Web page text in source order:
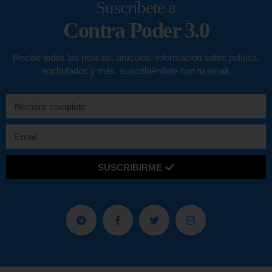
Suscríbete a
Contra Poder 3.0
Recibe todas las noticias, artículos, información sobre política,
enchufados y más, suscribiéndote con tu email.
SUSCRIBIRME